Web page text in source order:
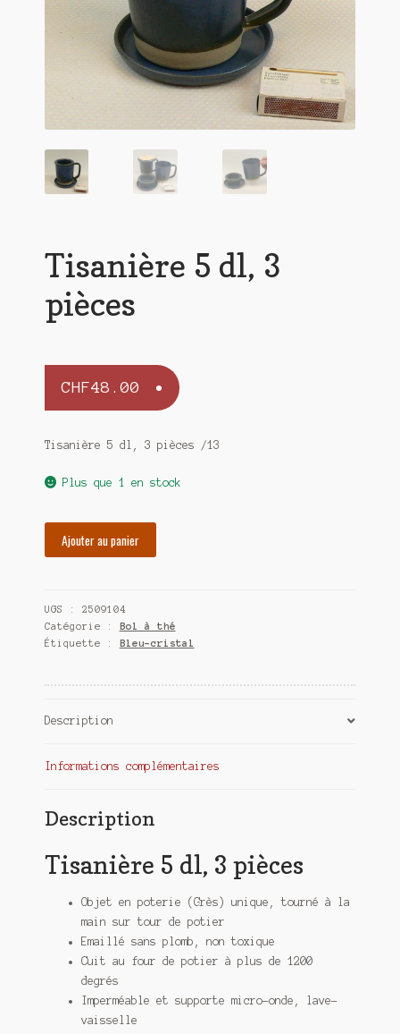
Tisanière 5 dl, 3
pièces
CHF48.00
Tisanière 5 dl, 3 pièces /13
Plus que 1 en stock
dl,
3
pièces
Ajouter au panier
UGS : 2509104
Catégorie : Bol à thé
Étiquette : Bleu-cristal
Description
Informations complémentaires
Description
Tisanière 5 dl, 3 pièces
Objet en poterie (Grès) unique, tourné à la
main sur tour de potier
Emaillé sans plomb, non toxique
Cuit au four de potier à plus de 1200
degrés
Imperméable et supporte micro-onde, lave-
vaisselle